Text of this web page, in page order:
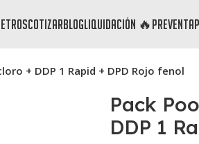
cotizarblogliquidación 🔥preventa
+ DDP 1 Rapid + DPD Rojo fenol
Pack
DDP 1